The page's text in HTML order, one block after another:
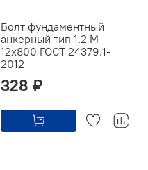
Болт фундаментный
анкерный тип 1.2 М
12х800 ГОСТ 24379.1-
2012
328 ₽